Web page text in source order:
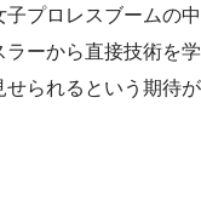
プロレスブームの中
ーから直接技術を学
られるという期待が